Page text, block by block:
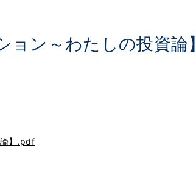
ョン～わたしの投資論】
論】.pdf